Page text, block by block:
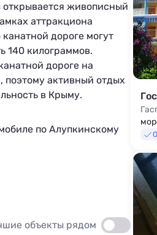
открывается живописный
аттракциона
дороге могут
140 килограммов.
дороге на
поэтому активный отдых
в Крыму.
по Алупкинскому
объекты рядом